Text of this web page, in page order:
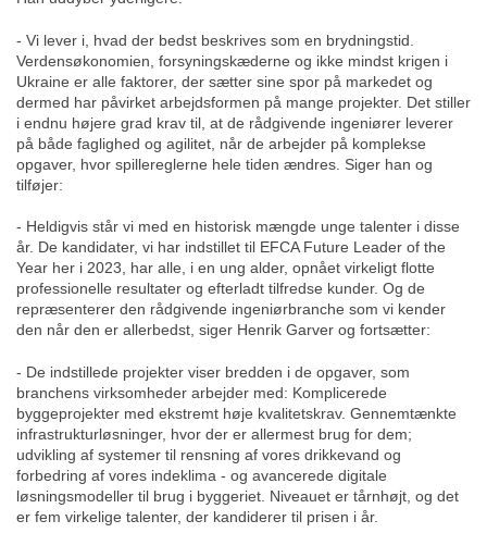
- Vi lever i, hvad der bedst beskrives som en brydningstid.
Verdensøkonomien, forsyningskæderne og ikke mindst krigen i
Ukraine er alle faktorer, der sætter sine spor på markedet og
dermed har påvirket arbejdsformen på mange projekter. Det stiller
i endnu højere grad krav til, at de rådgivende ingeniører leverer
på både faglighed og agilitet, når de arbejder på komplekse
opgaver, hvor spillereglerne hele tiden ændres. Siger han og
tilføjer:
- Heldigvis står vi med en historisk mængde unge talenter i disse
år. De kandidater, vi har indstillet til EFCA Future Leader of the
Year her i 2023, har alle, i en ung alder, opnået virkeligt flotte
professionelle resultater og efterladt tilfredse kunder. Og de
repræsenterer den rådgivende ingeniørbranche som vi kender
den når den er allerbedst, siger Henrik Garver og fortsætter:
- De indstillede projekter viser bredden i de opgaver, som
branchens virksomheder arbejder med: Komplicerede
byggeprojekter med ekstremt høje kvalitetskrav. Gennemtænkte
infrastrukturløsninger, hvor der er allermest brug for dem;
udvikling af systemer til rensning af vores drikkevand og
forbedring af vores indeklima - og avancerede digitale
løsningsmodeller til brug i byggeriet. Niveauet er tårnhøjt, og det
er fem virkelige talenter, der kandiderer til prisen i år.